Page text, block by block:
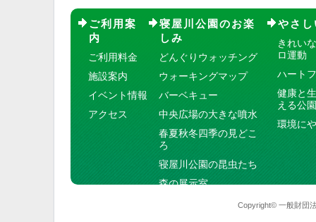
ご利用案
内
ご利用料金
施設案内
イベント情報
アクセス
寝屋川公園のお楽
しみ
どんぐりウォッチング
ウォーキングマップ
バーベキュー
中央広場の大きな噴水
春夏秋冬四季の見どこ
ろ
寝屋川公園の昆虫たち
森の展示室
やさ
きれい
ロ運動
ハート
健康と
える公園
環境に
Copyright© 一般財団